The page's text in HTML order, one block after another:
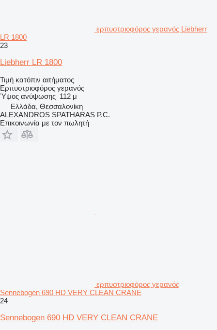
ερπυστριοφόρος γερανός Liebherr
LR 1800
23
Liebherr LR 1800
Τιμή κατόπιν αιτήματος
Ερπυστριοφόρος γερανός
Ύψος ανύψωσης 112 μ
Ελλάδα, Θεσσαλονίκη
ALEXANDROS SPATHARAS P.C.
Επικοινωνία με τον πωλητή
ερπυστριοφόρος γερανός
Sennebogen 690 HD VERY CLEAN CRANE
24
Sennebogen 690 HD VERY CLEAN CRANE